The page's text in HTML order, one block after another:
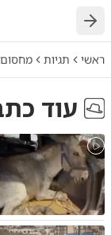
חזרה
ראשי תגיות מחסום
עוד